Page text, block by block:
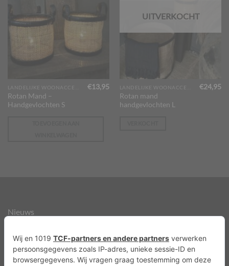
Rotan Mand –
Handgevlochten S
€13,95
UITVERKOCHT
Rotan mand
handgevlochten L
€24,95
Nieuws
Over ons